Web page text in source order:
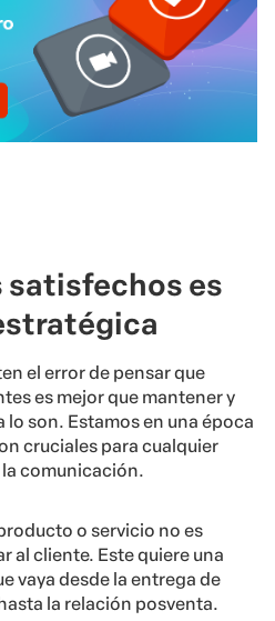
satisfechos es
el error de pensar que
es mejor que mantener y
lo son. Estamos en una época
cruciales para cualquier
comunicación.
o servicio no es
al cliente. Este quiere una
vaya desde la entrega de
la relación posventa.